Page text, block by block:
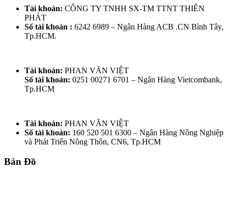
Tài khoản: CÔNG TY TNHH SX-TM TTNT THIÊN
PHÁT
Số tài khoản : 6242 6989 – Ngân Hàng ACB .CN Bình Tây,
Tp.HCM.
Tài khoản: PHAN VĂN VIỆT
Số tài khoản: 0251 00271 6701 – Ngân Hàng Vietcombank,
Tp.HCM
Tài khoản: PHAN VĂN VIỆT
Số tài khoản: 160 520 501 6300 – Ngân Hàng Nông Nghiệp
và Phát Triển Nông Thôn, CN6, Tp.HCM
Bản Đồ